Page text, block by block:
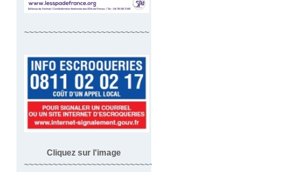
~~~~~~~~~~~~~~~~~~~~~~~~~~
Cliquez sur l'image
~~~~~~~~~~~~~~~~~~~~~~~~~~~~~~~~~~~~